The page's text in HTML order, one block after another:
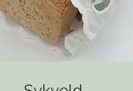
eller
forslag, så